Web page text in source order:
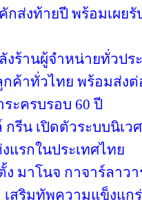
ส่งท้ายปี พร้อมเผย
ร้านผู้จำหน่ายทั่วปร
ค้าทั่วไทย พร้อมส่ง
ะครบรอบ 60 ปี
กรีน เปิดตัวระบบนิเ
แรกในประเทศไทย
ง มาโนจ กาจาร์ลาว
สริมทัพความแข็งแก